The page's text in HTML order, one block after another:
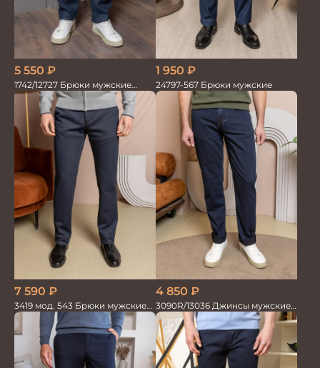
5 550 ₽
1742/12727 Брюки мужские
100%лён син
1 950 ₽
24797-567 Брюки мужские
7 590 ₽
3419 мод. 543 Брюки мужские
трикотажные
4 850 ₽
3090R/13036 Джинсы мужские
т.синий